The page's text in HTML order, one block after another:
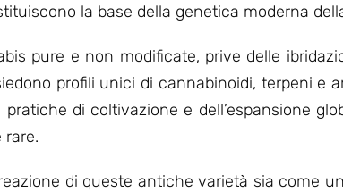
la base della genetica moderna
pure e non modificate, prive delle
profili unici di cannabinoidi, terpeni e
di coltivazione e dell’espansione
di queste antiche varietà sia come